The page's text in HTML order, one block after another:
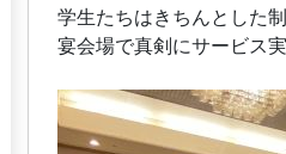
学生たちはきちんとした制
宴会場で真剣にサービス